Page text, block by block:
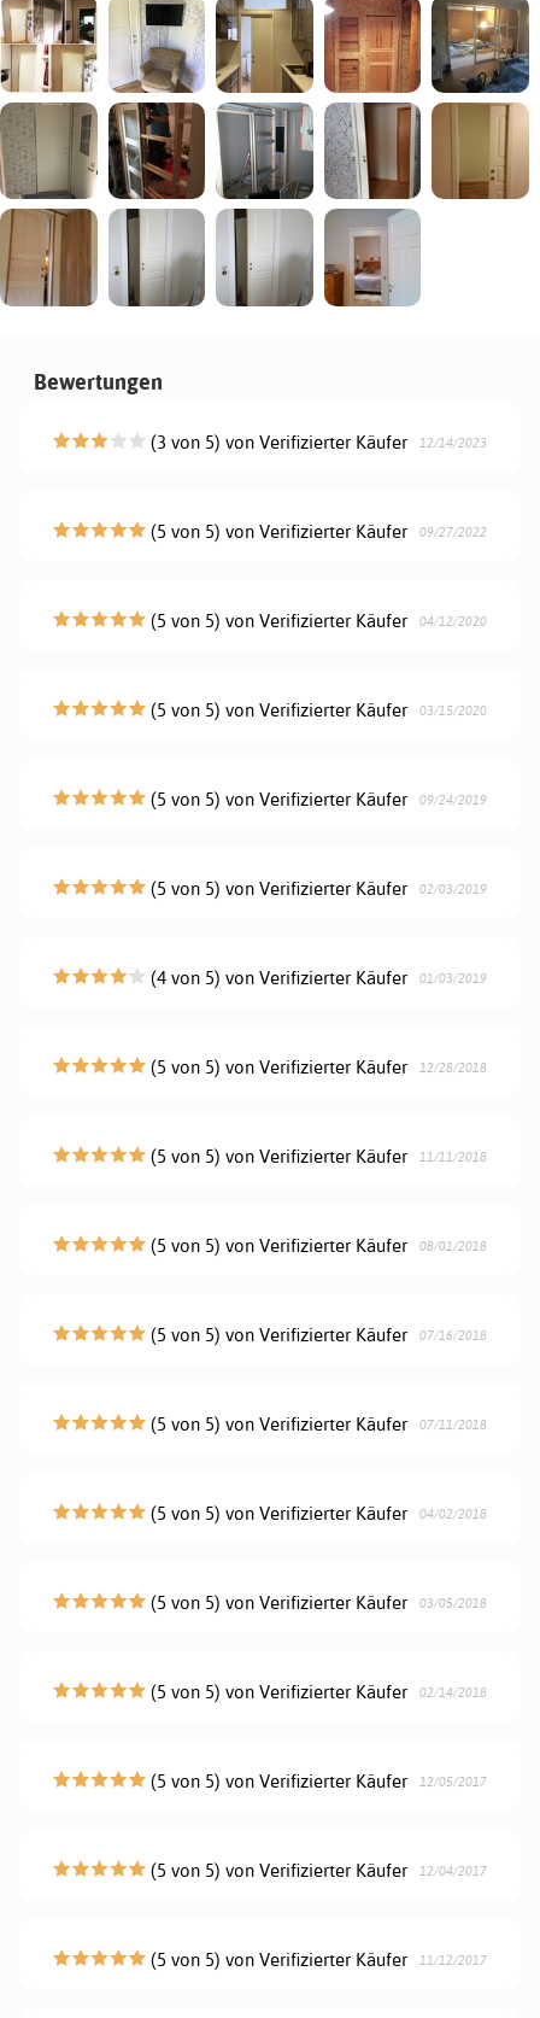
Bewertungen
(3 von 5) von Verifizierter Käufer 12/14/2023
(5 von 5) von Verifizierter Käufer 09/27/2022
(5 von 5) von Verifizierter Käufer 04/12/2020
(5 von 5) von Verifizierter Käufer 03/15/2020
(5 von 5) von Verifizierter Käufer 09/24/2019
(5 von 5) von Verifizierter Käufer 02/03/2019
(4 von 5) von Verifizierter Käufer 01/03/2019
(5 von 5) von Verifizierter Käufer 12/28/2018
(5 von 5) von Verifizierter Käufer 11/11/2018
(5 von 5) von Verifizierter Käufer 08/01/2018
(5 von 5) von Verifizierter Käufer 07/16/2018
(5 von 5) von Verifizierter Käufer 07/11/2018
(5 von 5) von Verifizierter Käufer 04/02/2018
(5 von 5) von Verifizierter Käufer 03/05/2018
(5 von 5) von Verifizierter Käufer 02/14/2018
(5 von 5) von Verifizierter Käufer 12/05/2017
(5 von 5) von Verifizierter Käufer 12/04/2017
(5 von 5) von Verifizierter Käufer 11/12/2017